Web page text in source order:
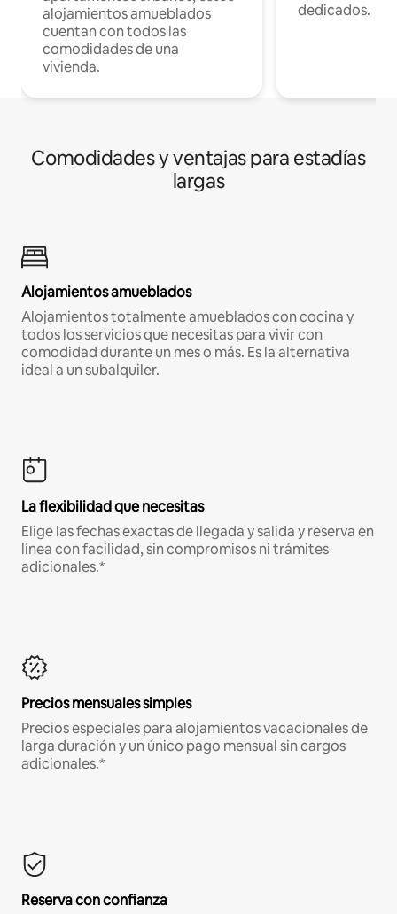
alojamientos amueblados
cuentan con todos las
comodidades de una
vivienda.
dedicados.
Comodidades y ventajas para estadías
largas
Alojamientos amueblados
Alojamientos totalmente amueblados con cocina y
todos los servicios que necesitas para vivir con
comodidad durante un mes o más. Es la alternativa
ideal a un subalquiler.
La flexibilidad que necesitas
Elige las fechas exactas de llegada y salida y reserva en
línea con facilidad, sin compromisos ni trámites
adicionales.*
Precios mensuales simples
Precios especiales para alojamientos vacacionales de
larga duración y un único pago mensual sin cargos
adicionales.*
Reserva con confianza